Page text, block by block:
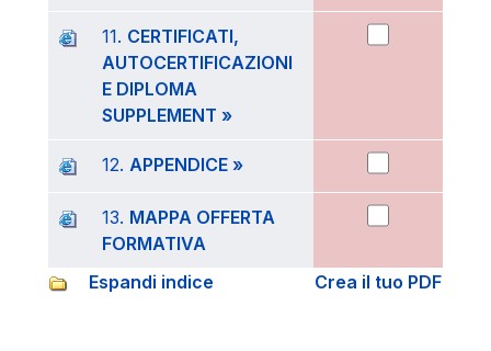
11. CERTIFICATI,
AUTOCERTIFICAZIONI
E DIPLOMA
SUPPLEMENT »
12. APPENDICE »
13. MAPPA OFFERTA
FORMATIVA
Espandi indice
Crea il tuo PDF